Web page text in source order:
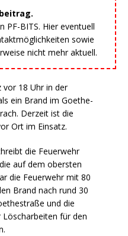
PF-BITS. Hier eventuell
sowie
nicht mehr aktuell.
vor 18 Uhr in der
ein Brand im Goethe-
Derzeit ist die
Ort im Einsatz.
die Feuerwehr
auf dem obersten
die Feuerwehr mit 80
Brand nach rund 30
und die
für den